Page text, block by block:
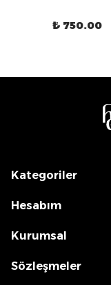
₺ 750.00
Kategoriler
Hesabım
Kurumsal
Sözleşmeler